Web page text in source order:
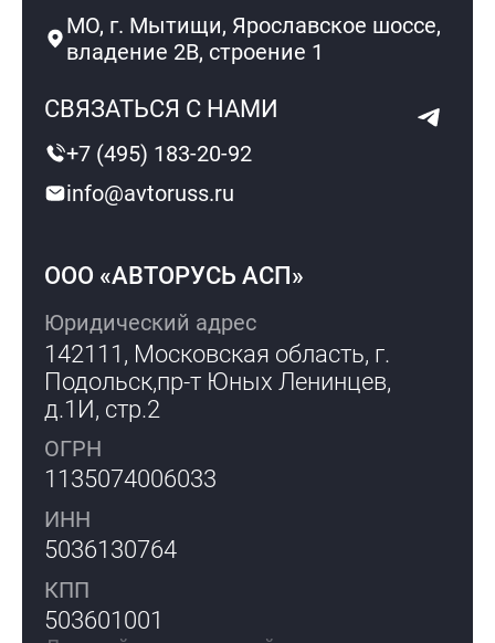
МО, г. Мытищи, Ярославское шоссе,
владение 2В, строение 1
СВЯЗАТЬСЯ С НАМИ
+7 (495) 183-20-92
info@avtoruss.ru
ООО «АВТОРУСЬ АСП»
Юридический адрес
142111, Московская область, г.
Подольск,пр-т Юных Ленинцев,
д.1И, стр.2
ОГРН
1135074006033
ИНН
5036130764
КПП
503601001